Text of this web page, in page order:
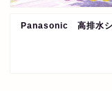
Panasonic 高排水シ